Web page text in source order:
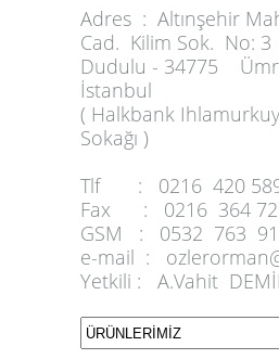
Adres : Altınşehir
Cad. Kilim Sok. No:
Dudulu - 34775
İstanbul
( Halkbank
Sokağı )
Tlf :
0216 420
Fax :
0216 364
GSM :
0532 763
e-mail :
Yetkili :
A.Vahit